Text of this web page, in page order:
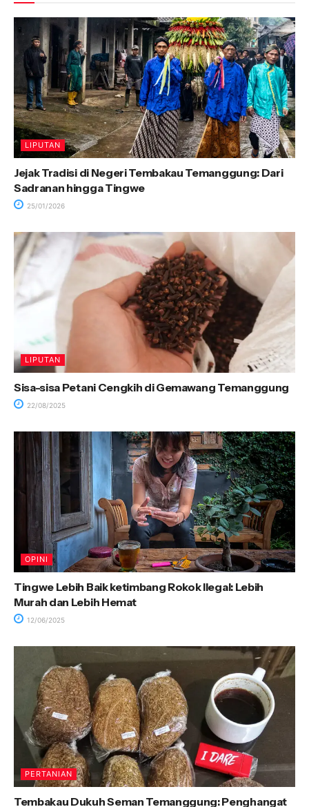
LIPUTAN
Jejak Tradisi di Negeri Tembakau Temanggung: Dari
Sadranan hingga Tingwe
25/01/2026
LIPUTAN
Sisa-sisa Petani Cengkih di Gemawang Temanggung
22/08/2025
OPINI
Tingwe Lebih Baik ketimbang Rokok Ilegal: Lebih
Murah dan Lebih Hemat
12/06/2025
PERTANIAN
Tembakau Dukuh Seman Temanggung: Penghangat